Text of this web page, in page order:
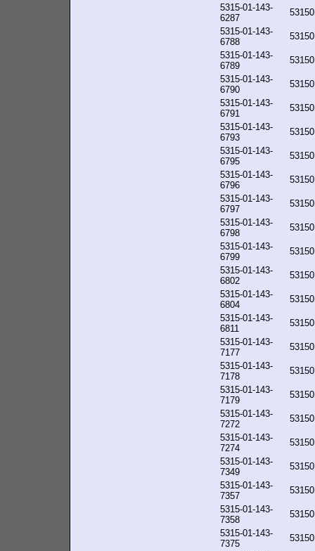
5315-01-143-
6287
5315-01-143-
6788
5315-01-143-
6789
5315-01-143-
6790
5315-01-143-
6791
5315-01-143-
6793
5315-01-143-
6795
5315-01-143-
6796
5315-01-143-
6797
5315-01-143-
6798
5315-01-143-
6799
5315-01-143-
6802
5315-01-143-
6804
5315-01-143-
6811
5315-01-143-
7177
5315-01-143-
7178
5315-01-143-
7179
5315-01-143-
7272
5315-01-143-
7274
5315-01-143-
7349
5315-01-143-
7357
5315-01-143-
7358
5315-01-143-
7375